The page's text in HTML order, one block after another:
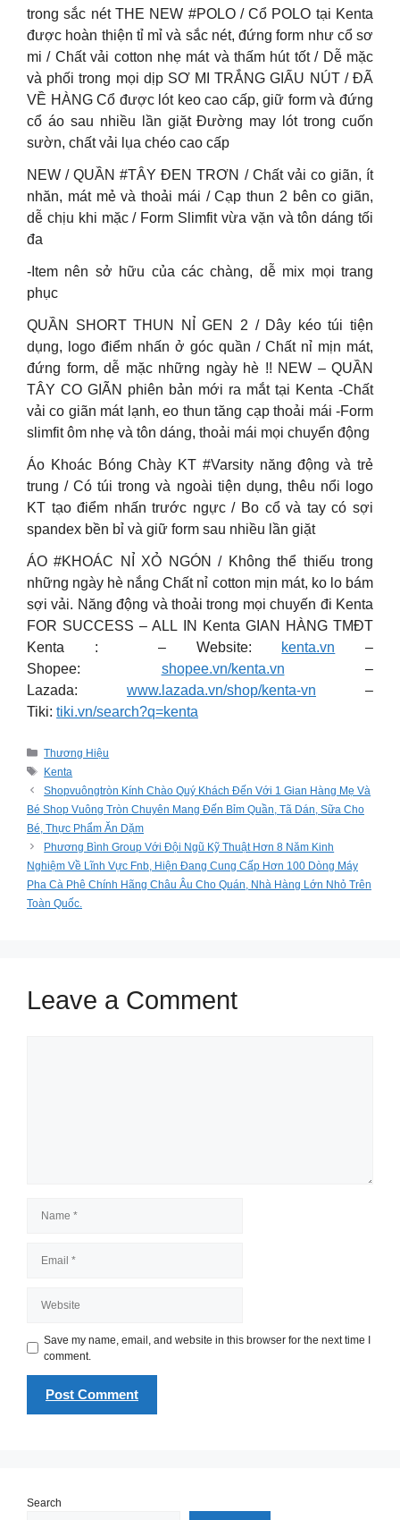
trong sắc nét THE NEW #POLO / Cổ POLO tại Kenta
được hoàn thiện tỉ mỉ và sắc nét, đứng form như cổ sơ
mi / Chất vải cotton nhẹ mát và thấm hút tốt / Dễ mặc
và phối trong mọi dịp SƠ MI TRẮNG GIẤU NÚT / ĐÃ
VỀ HÀNG Cổ được lót keo cao cấp, giữ form và đứng
cổ áo sau nhiều lần giặt Đường may lót trong cuốn
sườn, chất vải lụa chéo cao cấp
NEW / QUẦN #TÂY ĐEN TRƠN / Chất vải co giãn, ít
nhăn, mát mẻ và thoải mái / Cạp thun 2 bên co giãn,
dễ chịu khi mặc / Form Slimfit vừa vặn và tôn dáng tối
đa
-Item nên sở hữu của các chàng, dễ mix mọi trang
phục
QUẦN SHORT THUN NỈ GEN 2 / Dây kéo túi tiện
dụng, logo điểm nhấn ở góc quần / Chất nỉ mịn mát,
đứng form, dễ mặc những ngày hè !! NEW – QUẦN
TÂY CO GIÃN phiên bản mới ra mắt tại Kenta -Chất
vải co giãn mát lạnh, eo thun tăng cạp thoải mái -Form
slimfit ôm nhẹ và tôn dáng, thoải mái mọi chuyển động
Áo Khoác Bóng Chày KT #Varsity năng động và trẻ
trung / Có túi trong và ngoài tiện dụng, thêu nổi logo
KT tạo điểm nhấn trước ngực / Bo cổ và tay có sợi
spandex bền bỉ và giữ form sau nhiều lần giặt
ÁO #KHOÁC NỈ XỎ NGÓN / Không thể thiếu trong
những ngày hè nắng Chất nỉ cotton mịn mát, ko lo bám
sợi vải. Năng động và thoải trong mọi chuyến đi Kenta
FOR SUCCESS – ALL IN Kenta GIAN HÀNG TMĐT
Kenta : – Website: kenta.vn –
Shopee: shopee.vn/kenta.vn –
Lazada: www.lazada.vn/shop/kenta-vn –
Tiki: tiki.vn/search?q=kenta
Categories
Thương Hiệu
Tags
Kenta
Shopvuôngtròn Kính Chào Quý Khách Đến Với 1 Gian Hàng Mẹ Và
Bé Shop Vuông Tròn Chuyên Mang Đến Bỉm Quần, Tã Dán, Sữa Cho
Bé, Thực Phẩm Ăn Dặm
Phương Bình Group Với Đội Ngũ Kỹ Thuật Hơn 8 Năm Kinh
Nghiệm Về Lĩnh Vực Fnb, Hiện Đang Cung Cấp Hơn 100 Dòng Máy
Pha Cà Phê Chính Hãng Châu Âu Cho Quán, Nhà Hàng Lớn Nhỏ Trên
Toàn Quốc.
Leave a Comment
Save my name, email, and website in this browser for the next time I
comment.
Search